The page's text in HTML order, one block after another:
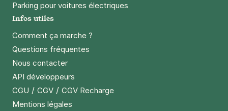
4,3(312 avis)
3,50 €/heure
Réserver
+ Abonnements disponibles
Paris - Père Lachaise - Duris
Parking pour voitures électriques
Infos utiles
Comment ça marche ?
Questions fréquentes
Nous contacter
API développeurs
CGU / CGV / CGV Recharge
Mentions légales